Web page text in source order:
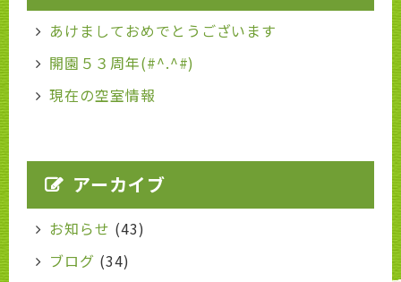
あけましておめでとうございます
開園５３周年(#^.^#)
現在の空室情報
アーカイブ
お知らせ (43)
ブログ (34)